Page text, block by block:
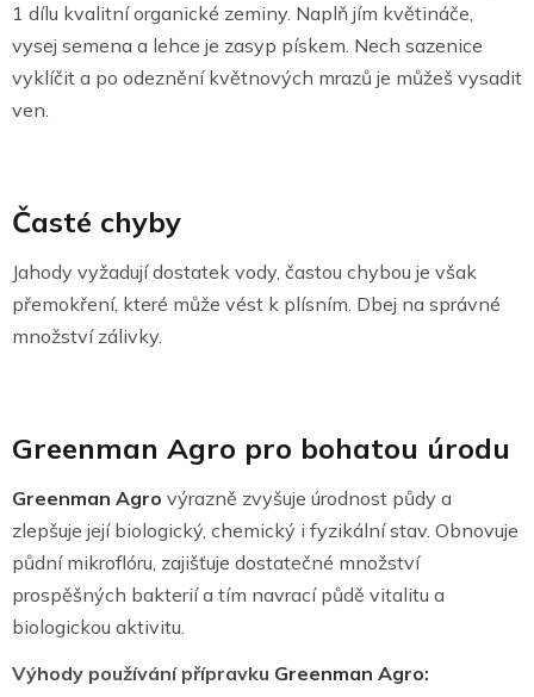
1 dílu kvalitní organické zeminy. Naplň jím květináče,
vysej semena a lehce je zasyp pískem. Nech sazenice
vyklíčit a po odeznění květnových mrazů je můžeš vysadit
ven.
Časté chyby
Jahody vyžadují dostatek vody, častou chybou je však
přemokření, které může vést k plísním. Dbej na správné
množství zálivky.
Greenman Agro pro bohatou úrodu
Greenman Agro výrazně zvyšuje úrodnost půdy a
zlepšuje její biologický, chemický i fyzikální stav. Obnovuje
půdní mikroflóru, zajišťuje dostatečné množství
prospěšných bakterií a tím navrací půdě vitalitu a
biologickou aktivitu.
Výhody používání přípravku Greenman Agro: